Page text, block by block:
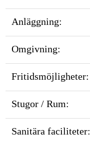
Anläggning:
Omgivning:
Fritidsmöjligheter:
Stugor / Rum:
Sanitära faciliteter: